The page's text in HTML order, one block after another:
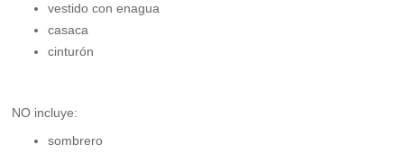
vestido con enagua
casaca
cinturón
NO incluye:
sombrero